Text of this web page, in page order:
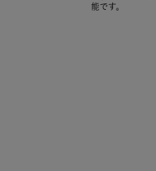
能です。